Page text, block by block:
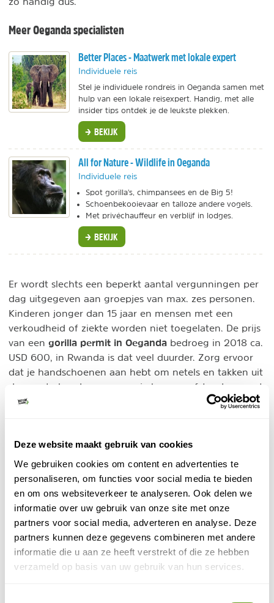
Deze website maakt gebruik van cookies
We gebruiken cookies om content en advertenties te
personaliseren, om functies voor social media te bieden
en om ons websiteverkeer te analyseren. Ook delen we
informatie over uw gebruik van onze site met onze
partners voor social media, adverteren en analyse. Deze
partners kunnen deze gegevens combineren met andere
informatie die u aan ze heeft verstrekt of die ze hebben
verzameld op basis van uw gebruik van hun services.
Meer Oeganda specialisten
Better Places - Maatwerk met lokale expert
Individuele reis
Stel je individuele rondreis in Oeganda samen met
hulp van een lokale reisexpert. Handig, met alle
insider tips ontdek je de leukste plekken.
BEKIJK
All for Nature - Wildlife in Oeganda
Individuele reis
Spot gorilla's, chimpansees en de Big 5!
Schoenbekooievaar en talloze andere vogels.
Met privéchauffeur en verblijf in lodges.
BEKIJK
Er wordt slechts een beperkt aantal vergunningen per
dag uitgegeven aan groepjes van max. zes personen.
Kinderen jonger dan 15 jaar en mensen met een
verkoudheid of ziekte worden niet toegelaten. De prijs
van een gorilla permit in Oeganda bedroeg in 2018 ca.
USD 600, in Rwanda is dat veel duurder. Zorg ervoor
dat je handschoenen aan hebt om netels en takken uit
de weg te houden wanneer je langere afstanden moet
wandelen. Wanneer je een georganiseerde reis regelt
Beste tijd gorilla's in Oeganda
een gorillareis is de maand januari (midden van droge
seizoen in het zuidwestelijk deel van Oeganda). Ook
december, februari en de maanden juni tot oktober
zijn hoogseizoen. De permits (maximaal 104 per dag in
Oeganda) zijn dan snel uitverkocht.
Gorilla reis Oeganda